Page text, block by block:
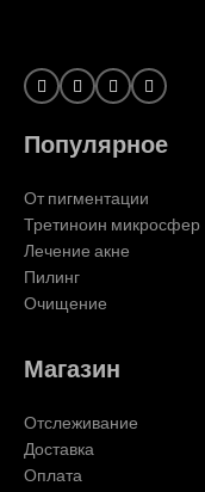
Популярное
От пигментации
Третиноин микросфер
Лечение акне
Пилинг
Очищение
Магазин
Отслеживание
Доставка
Оплата